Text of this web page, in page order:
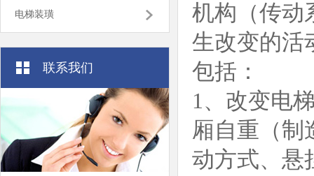
电梯装璜
联系我们
机构（传动
生改变的活
包括：
1、改变电
厢自重（
动方式、悬